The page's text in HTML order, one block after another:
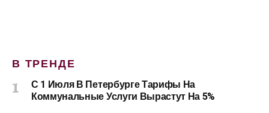
В ТРЕНДЕ
С 1 Июля В Петербурге Тарифы На
Коммунальные Услуги Вырастут На 5%